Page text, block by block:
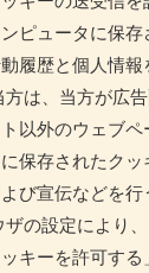
ピュータに保
履歴と個人情
は、当方が広
以外のウェブペ
保存されたクッ
び宣伝などを行
の設定により
キーを許可す